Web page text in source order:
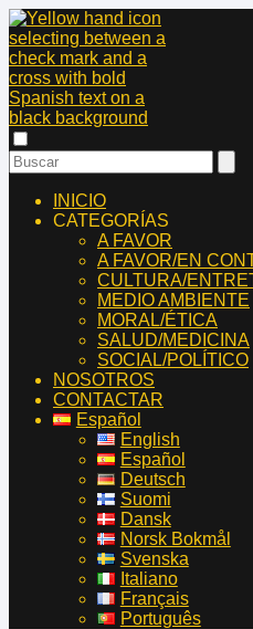
INICIO
CATEGORÍAS
A FAVOR
A FAVOR/EN
CULTURA/
MEDIO AMBIENTE
MORAL/ÉTICA
SALUD/MEDICINA
SOCIAL/POLÍTICO
NOSOTROS
CONTACTAR
Español
English
Español
Deutsch
Suomi
Dansk
Norsk Bokmål
Svenska
Italiano
Français
Português